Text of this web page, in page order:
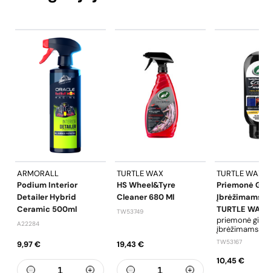
ARMORALL
Podium Interior
Detailer Hybrid
Ceramic 500ml
A22284
9,97 €
TURTLE WAX
HS Wheel&tyre
Cleaner 680 Ml
TW53749
19,43 €
TURTLE WAX
Priemonė
Įbrėžimams
TURTLE
priemonė
įbrėžimams
TW53167
10,45 €